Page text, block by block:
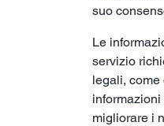
suo
Le
servizio
legali,
migliorare i